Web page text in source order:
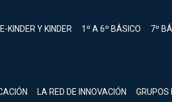
KINDER Y KINDER 1º A 6º BÁSICO 7º
LA RED DE INNOVACIÓN GRUPOS